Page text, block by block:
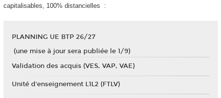
capitalisables, 100% distancielles :
PLANNING UE BTP 26/27
(une mise à jour sera publiée le 1/9)
Validation des acquis (VES, VAP, VAE)
Unité d'enseignement L1L2 (FTLV)